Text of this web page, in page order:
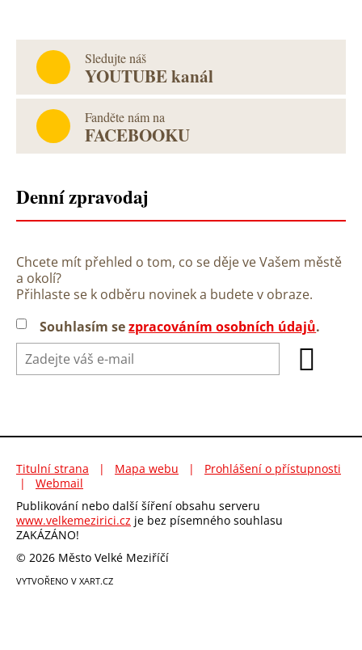
Sledujte náš
YOUTUBE kanál
Fanděte nám na
FACEBOOKU
Denní zpravodaj
Chcete mít přehled o tom, co se děje ve Vašem městě
a okolí?
Přihlaste se k odběru novinek a budete v obraze.
Souhlasím sezpracováním osobních údajů.
Titulní strana | Mapa webu | Prohlášení o přístupnosti
| Webmail
Publikování nebo další šíření obsahu serveru
www.velkemezirici.cz je bez písemného souhlasu
ZAKÁZÁNO!
© 2026 Město Velké Meziříčí
VYTVOŘENO V XART.CZ